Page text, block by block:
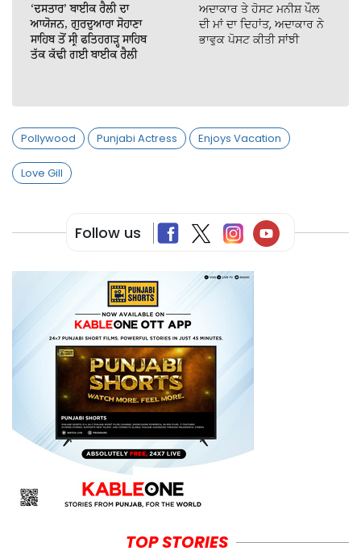
‘ਦਸਤਾਰ’ ਬਾਈਕ ਰੈਲੀ ਦਾ
ਆਯੋਜਨ, ਗੁਰਦੁਆਰਾ ਸੋਹਾਣਾ
ਸਾਹਿਬ ਤੋਂ ਸ੍ਰੀ ਫਤਿਹਗੜ੍ਹ ਸਾਹਿਬ
ਤੱਕ ਕੱਢੀ ਗਈ ਬਾਈਕ ਰੈਲੀ
ਅਦਾਕਾਰ ਤੇ ਹੋਸਟ ਮਨੀਸ਼ ਪੌਲ
ਦੀ ਮਾਂ ਦਾ ਦਿਹਾਂਤ, ਅਦਾਕਾਰ ਨੇ
ਭਾਵੁਕ ਪੋਸਟ ਕੀਤੀ ਸਾਂਝੀ
Pollywood Punjabi Actress Enjoys Vacation
Love Gill
Follow us
TOP STORIES